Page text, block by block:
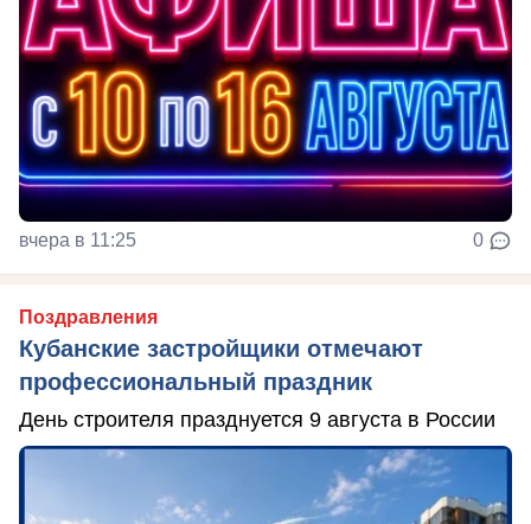
вчера в 11:25 0
Поздравления
Кубанские застройщики отмечают
профессиональный праздник
День строителя празднуется 9 августа в России